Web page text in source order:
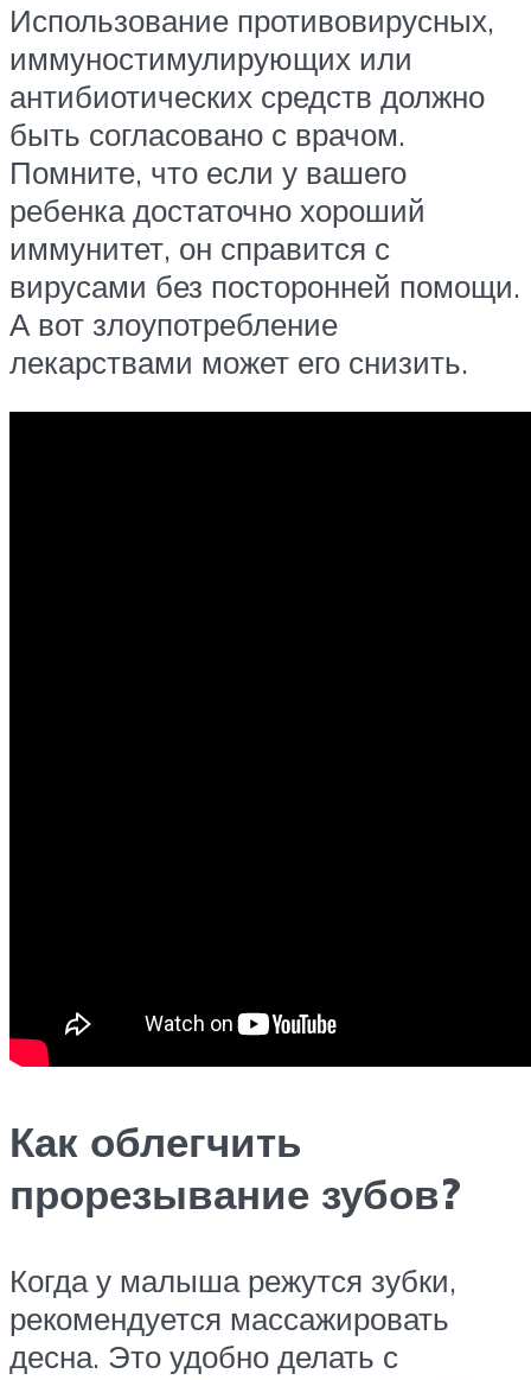
Использование противовирусных,
иммуностимулирующих или
антибиотических средств должно
быть согласовано с врачом.
Помните, что если у вашего
ребенка достаточно хороший
иммунитет, он справится с
вирусами без посторонней помощи.
А вот злоупотребление
лекарствами может его снизить.
Как облегчить
прорезывание зубов?
Когда у малыша режутся зубки,
рекомендуется массажировать
десна. Это удобно делать с